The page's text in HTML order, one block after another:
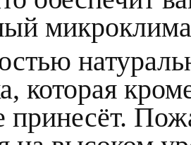
которая
принесёт.